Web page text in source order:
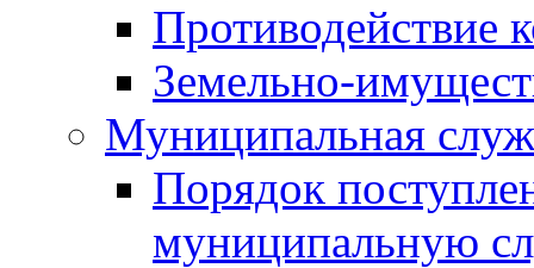
Противодействие
Земельно-
Муниципальная
Порядок
муниципальную